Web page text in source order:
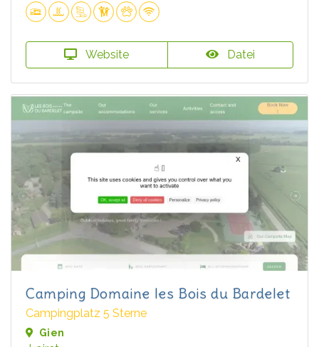
Website Datei
Camping Domaine les Bois du Bardelet
Campingplatz 5 Sterne
Gien